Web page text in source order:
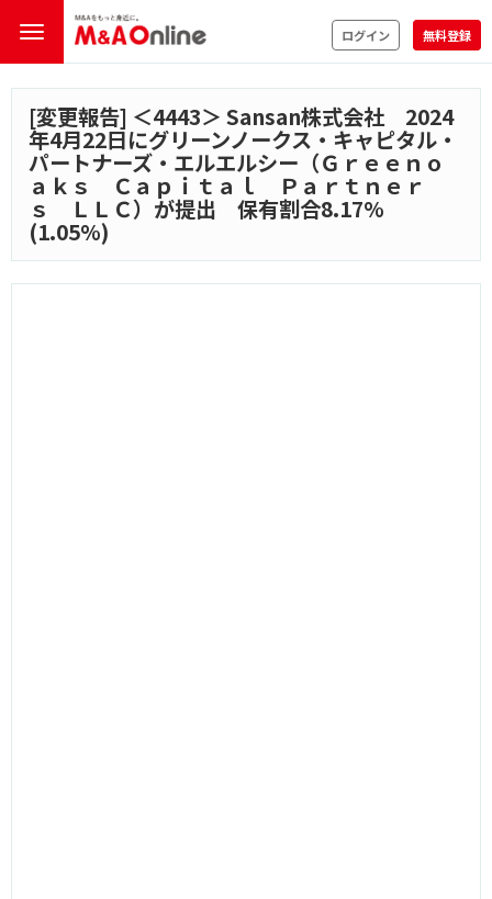
ログイン 無料登録
[変更報告] ＜4443＞ Sansan株式会社 2024
年4月22日にグリーンノークス・キャピタル・
パートナーズ・エルエルシー（Ｇｒｅｅｎｏ
ａｋｓ Ｃａｐｉｔａｌ Ｐａｒｔｎｅｒ
ｓ ＬＬＣ）が提出 保有割合8.17%
(1.05%)